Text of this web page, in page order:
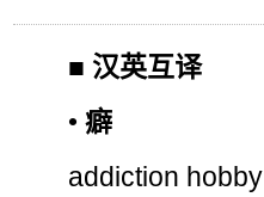
■ 汉英互译
•癖
addiction hobby